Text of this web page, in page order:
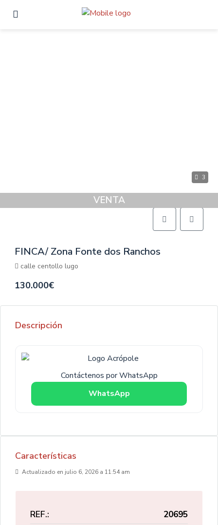
3
VENTA
FINCA/ Zona Fonte dos Ranchos
calle centollo lugo
130.000€
Descripción
Contáctenos por WhatsApp
WhatsApp
Características
Actualizado en julio 6, 2026 a 11:54 am
REF.:
20695